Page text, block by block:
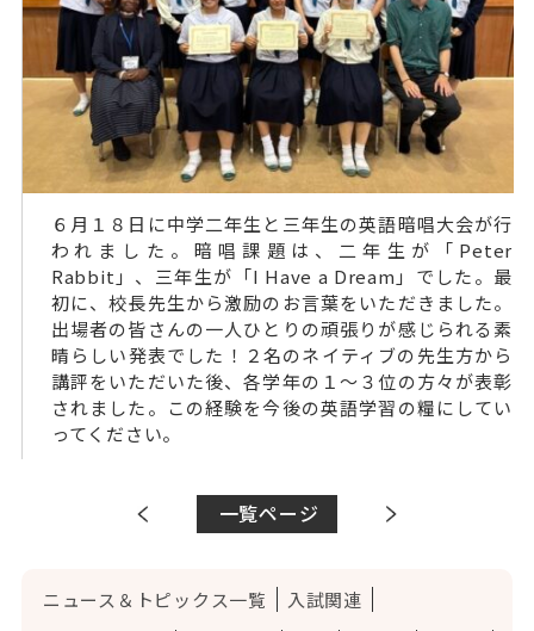
６月１８日に中学二年生と三年生の英語暗唱大会が行
われました。暗唱課題は、二年生が「Peter
Rabbit」、三年生が「I Have a Dream」でした。最
初に、校長先生から激励のお言葉をいただきました。
出場者の皆さんの一人ひとりの頑張りが感じられる素
晴らしい発表でした！２名のネイティブの先生方から
講評をいただいた後、各学年の１～３位の方々が表彰
されました。この経験を今後の英語学習の糧にしてい
ってください。
一覧ページ
ニュース＆トピックス一覧
入試関連